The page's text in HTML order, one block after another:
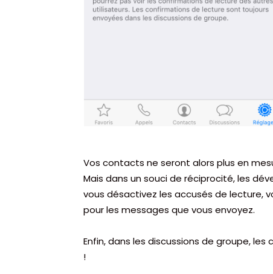
Vos contacts ne seront alors plus en
Mais dans un souci de réciprocité, les
vous désactivez les accusés de lecture,
pour les messages que vous envoyez.
Enfin, dans les discussions de groupe,
!